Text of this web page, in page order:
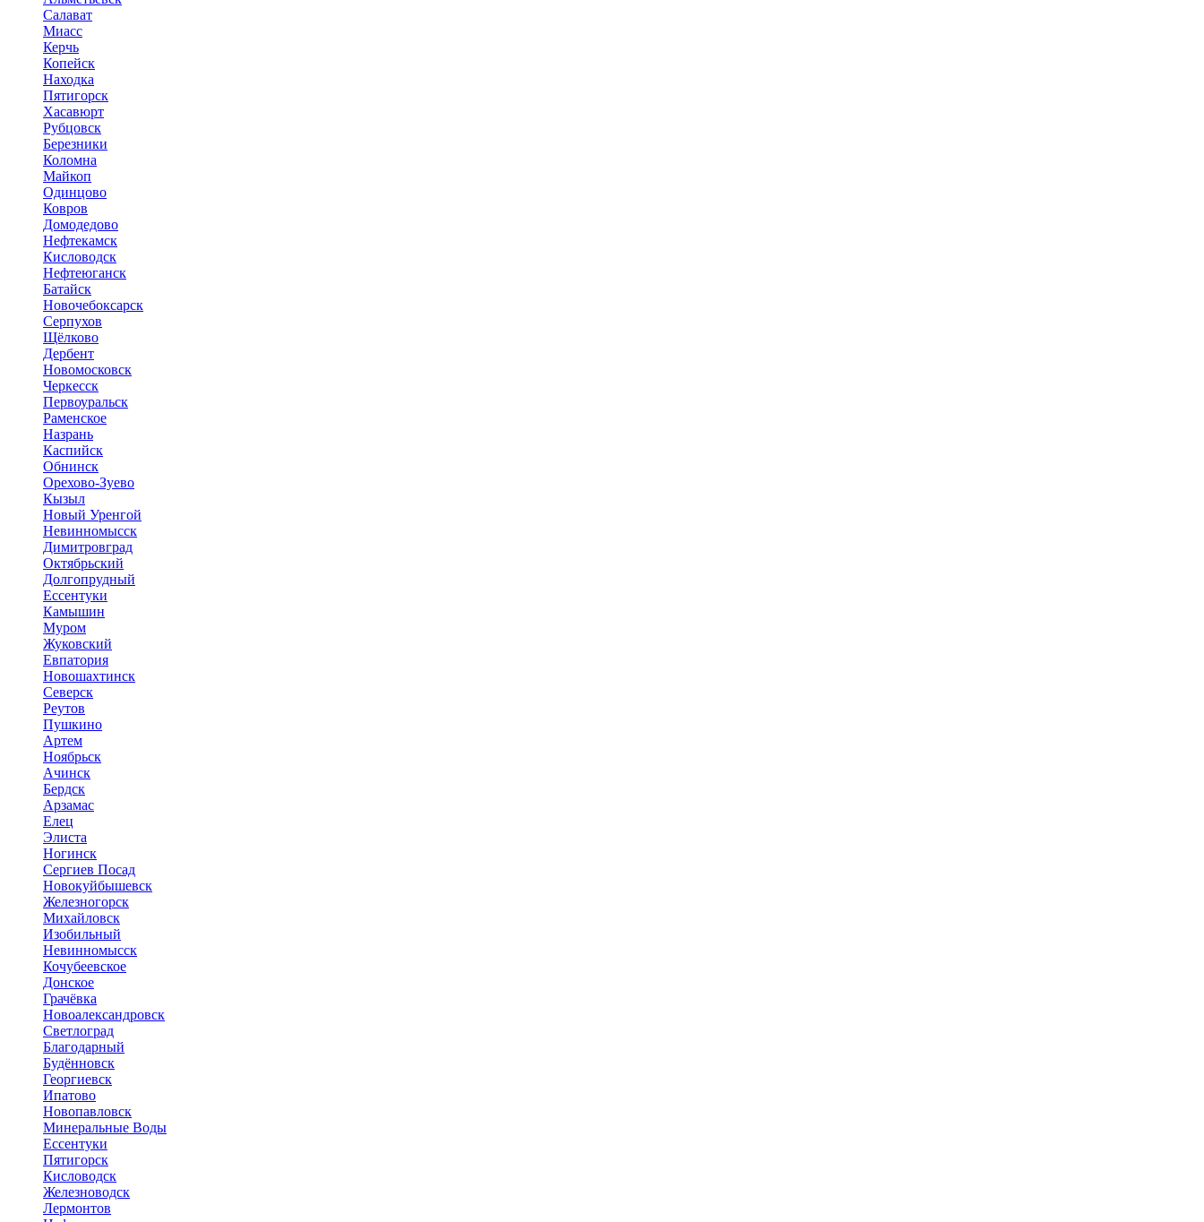
Салават
Миасс
Керчь
Копейск
Находка
Пятигорск
Хасавюрт
Рубцовск
Березники
Коломна
Майкоп
Одинцово
Ковров
Домодедово
Нефтекамск
Кисловодск
Нефтеюганск
Батайск
Новочебоксарск
Серпухов
Щёлково
Дербент
Новомосковск
Черкесск
Первоуральск
Раменское
Назрань
Каспийск
Обнинск
Орехово-Зуево
Кызыл
Новый Уренгой
Невинномысск
Димитровград
Октябрьский
Долгопрудный
Ессентуки
Камышин
Муром
Жуковский
Евпатория
Новошахтинск
Северск
Реутов
Пушкино
Артем
Ноябрьск
Ачинск
Бердск
Арзамас
Елец
Элиста
Ногинск
Сергиев Посад
Новокуйбышевск
Железногорск
Михайловск
Изобильный
Невинномысск
Кочубеевское
Донское
Грачёвка
Новоалександровск
Светлоград
Благодарный
Будённовск
Георгиевск
Ипатово
Новопавловск
Минеральные Воды
Ессентуки
Пятигорск
Кисловодск
Железноводск
Лермонтов